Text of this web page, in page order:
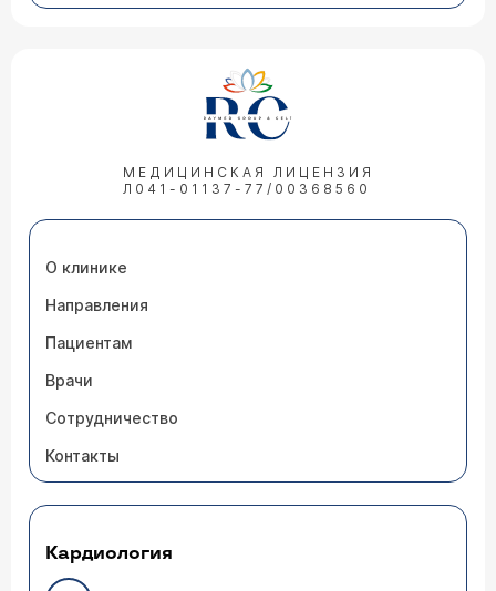
МЕДИЦИНСКАЯ ЛИЦЕНЗИЯ
Л041-01137-77/00368560
О клинике
Направления
Пациентам
Врачи
Сотрудничество
Контакты
Кардиология